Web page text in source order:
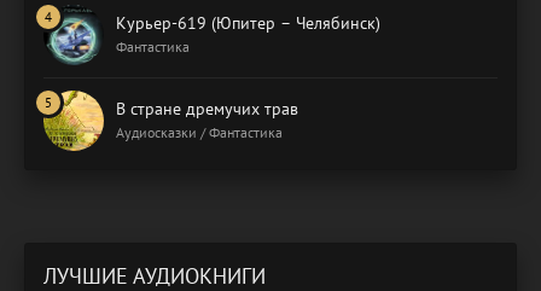
Курьер-619 (Юпитер – Челябинск)
Фантастика
В стране дремучих трав
Аудиосказки / Фантастика
ЛУЧШИЕ АУДИОКНИГИ